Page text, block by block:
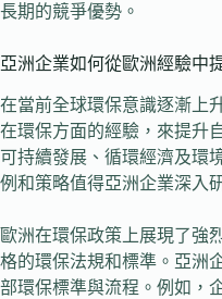
長期的競爭優勢。
亞洲企業如何從歐洲經驗中
在當前全球環保意識逐漸上
在環保方面的經驗，來提升
可持續發展、循環經濟及環
例和策略值得亞洲企業深入
歐洲在環保政策上展現了強
格的環保法規和標準。亞洲
部環保標準與流程。例如，